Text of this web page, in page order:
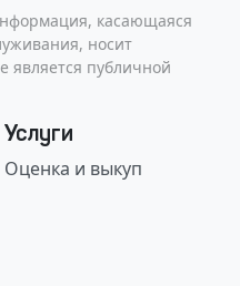
касающаяся
носит
является публичной
Услуги
Оценка и выкуп